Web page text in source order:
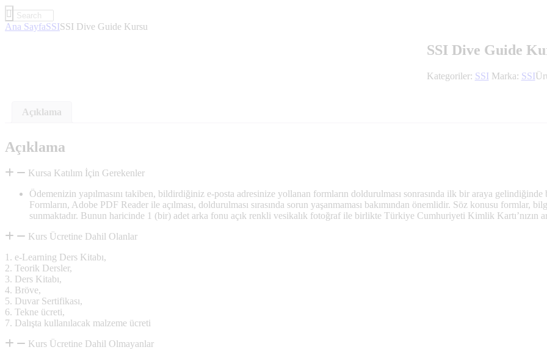
Ana SayfaSSISSI Dive Guide Kursu
SSI Dive Guide
Kategoriler: SSI Marka: SSI
Açıklama
Açıklama
Kursa Katılım İçin Gerekenler
Ödemenizin yapılmasını takiben, bildirdiğiniz e-posta adresinize yollanan formların doldurulması sonrasında ilk bir araya
Formların, Adobe PDF Reader ile açılması, doldurulması sırasında sorun yaşanmaması bakımından önemlidir. Söz konusu formlar,
sunmaktadır. Bunun haricinde 1 (bir) adet arka fonu açık renkli vesikalık fotoğraf ile birlikte Türkiye Cumhuriyeti Kimlik Kartı’nızın
Kurs Ücretine Dahil Olanlar
1. e-Learning Ders Kitabı,
2. Teorik Dersler,
3. Ders Kitabı,
4. Bröve,
5. Duvar Sertifikası,
6. Tekne ücreti,
7. Dalışta kullanılacak malzeme ücreti
Kurs Ücretine Dahil Olmayanlar